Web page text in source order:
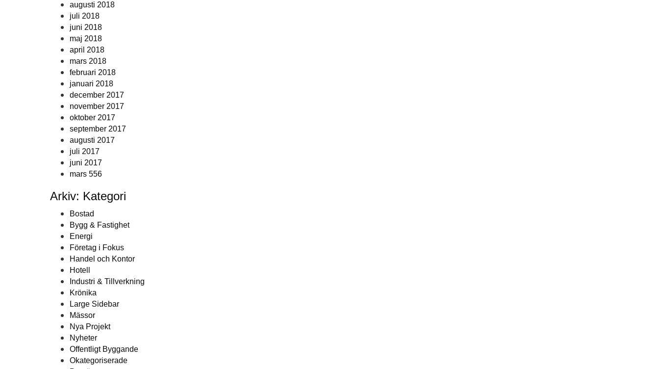
augusti 2018
juli 2018
juni 2018
maj 2018
april 2018
mars 2018
februari 2018
januari 2018
december 2017
november 2017
oktober 2017
september 2017
augusti 2017
juli 2017
juni 2017
mars 556
Arkiv: Kategori
Bostad
Bygg & Fastighet
Energi
Företag i Fokus
Handel och Kontor
Hotell
Industri & Tillverkning
Krönika
Large Sidebar
Mässor
Nya Projekt
Nyheter
Offentligt Byggande
Okategoriserade